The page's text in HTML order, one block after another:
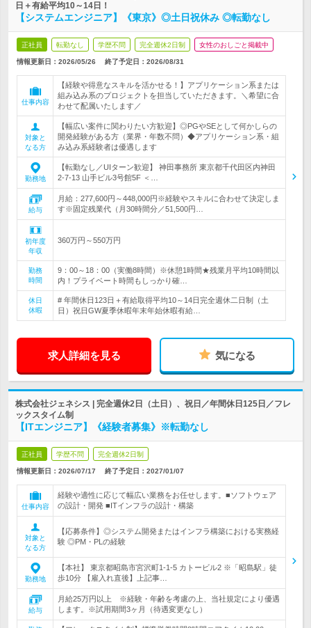
日＋有給平均10～14日！
【システムエンジニア】《東京》◎土日祝休み ◎転勤なし
正社員 転勤なし 学歴不問 完全週休2日制 女性のおしごと掲載中
情報更新日：2026/05/26 終了予定日： 2026/08/31
仕事内容
【経験や得意なスキルを活かせる！】アプリケーション系または
組み込み系のプロジェクトを担当していただきます。＼希望に合
わせて配属いたします／
対象と
なる方
【幅広い案件に関わりたい方歓迎】◎PGやSEとして何かしらの
開発経験がある方（業界・年数不問）◆アプリケーション系・組
み込み系経験者は優遇します
勤務地
【転勤なし／UIターン歓迎】 神田事務所 東京都千代田区内神田
2-7-13 山手ビル3号館5F ＜…
給与
月給：277,600円～448,000円※経験やスキルに合わせて決定しま
す※固定残業代（月30時間分／51,500円…
初年度
年収
360万円～550万円
勤務
時間
9：00～18：00（実働8時間）※休憩1時間★残業月平均10時間以
内！プライベート時間もしっかり確…
休日
休暇
# 年間休日123日＋有給取得平均10～14日完全週休二日制（土
日）祝日GW夏季休暇年末年始休暇有給…
求人詳細を見る 気になる
株式会社ジェネシス | 完全週休2日（土日）、祝日／年間休日125日／フレ
ックスタイム制
【ITエンジニア】《経験者募集》※転勤なし
正社員 学歴不問 完全週休2日制
情報更新日：2026/07/17 終了予定日： 2027/01/07
仕事内容
経験や適性に応じて幅広い業務をお任せします。■ソフトウェア
の設計・開発 ■ITインフラの設計・構築
対象と
なる方
【応募条件】◎システム開発またはインフラ構築における実務経
験 ◎PM・PLの経験
勤務地
【本社】 東京都昭島市宮沢町1-1-5 カトービル2 ※「昭島駅」徒
歩10分 【雇入れ直後】上記事…
給与
月給25万円以上 ※経験・年齢を考慮の上、当社規定により優遇
します。※試用期間3ヶ月（待遇変更なし）